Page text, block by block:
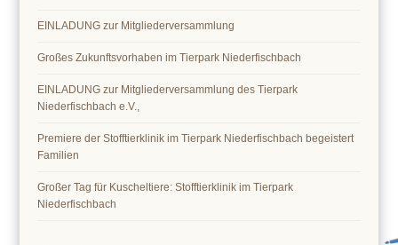
EINLADUNG zur Mitgliederversammlung
Großes Zukunftsvorhaben im Tierpark Niederfischbach
EINLADUNG zur Mitgliederversammlung des Tierpark
Niederfischbach e.V.,
Premiere der Stofftierklinik im Tierpark Niederfischbach begeistert
Familien
Großer Tag für Kuscheltiere: Stofftierklinik im Tierpark
Niederfischbach